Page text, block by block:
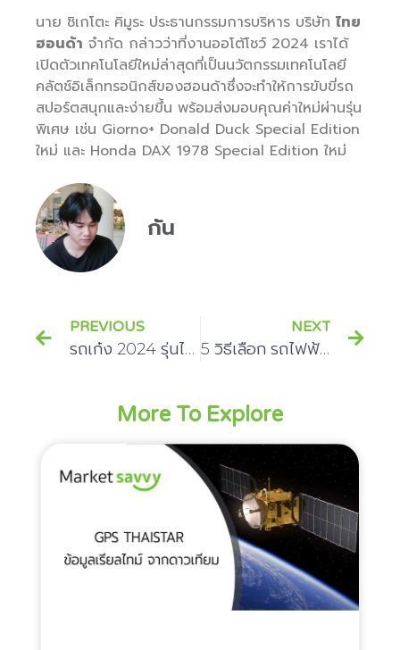
นาย ชิเกโตะ คิมูระ ประธานกรรมการบริหาร บริษัท ไทย
ฮอนด้า จำกัด กล่าวว่าที่งานออโต้โชว์ 2024 เราได้
เปิดตัวเทคโนโลยีใหม่ล่าสุดที่เป็นนวัตกรรมเทคโนโลยี
คลัตช์อิเล็กทรอนิกส์ของฮอนด้าซึ่งจะทำให้การขับขี่รถ
สปอร์ตสนุกและง่ายขึ้น พร้อมส่งมอบคุณค่าใหม่ผ่านรุ่น
พิเศษ เช่น Giorno+ Donald Duck Special Edition
ใหม่ และ Honda DAX 1978 Special Edition ใหม่
กัน
PREVIOUS
รถเก๋ง 2024 รุ่นไหนดีกว่ากัน? เราได้รวบรวม 12 รถเก๋งที่มีประโยชน์มากที่สุด
NEXT
5 วิธีเลือก รถไฟฟ้า EV ให้ใช่! ก่อนซื้อ
More To Explore